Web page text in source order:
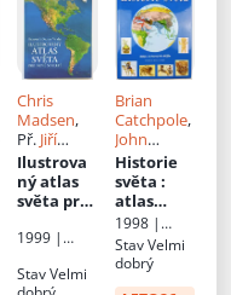
Chris
Madsen,
Př. Jiří
Hrubý, Ed.
Jiri Hanus
Ilustrova
ný atlas
světa pro
století
1999 |
Digest
StavVelmi
Brian
Catchpole,
John
Haywood
Simon
Hall,
Edward
Barratt, Př.
Lubomír
Kotačka
Historie
světa :
atlas
světových
dějin
1998 |
Columbus
StavVelmi
dobrý